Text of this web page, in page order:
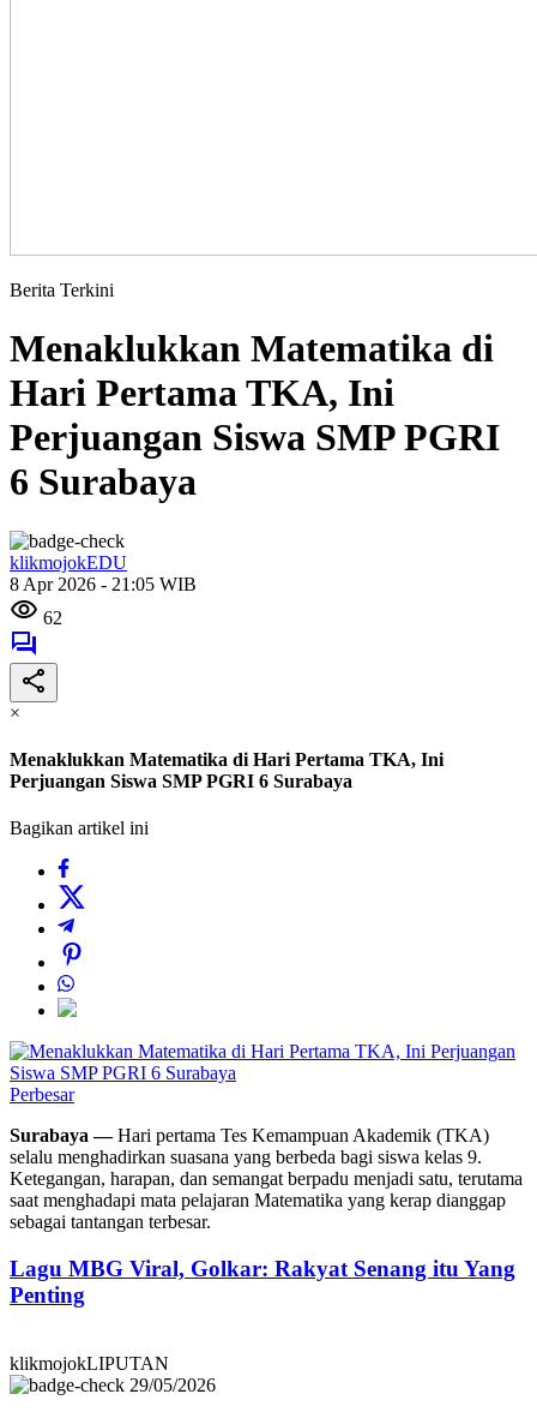
Berita Terkini
Menaklukkan Matematika di
Hari Pertama TKA, Ini
Perjuangan Siswa SMP PGRI
6 Surabaya
klikmojokEDU
8 Apr 2026 - 21:05 WIB
62
×
Menaklukkan Matematika di Hari Pertama TKA, Ini
Perjuangan Siswa SMP PGRI 6 Surabaya
Bagikan artikel ini
Perbesar
Surabaya —Hari pertama Tes Kemampuan Akademik (TKA)
selalu menghadirkan suasana yang berbeda bagi siswa kelas 9.
Ketegangan, harapan, dan semangat berpadu menjadi satu, terutama
saat menghadapi mata pelajaran Matematika yang kerap dianggap
sebagai tantangan terbesar.
Lagu MBG Viral, Golkar: Rakyat Senang itu Yang
Penting
klikmojokLIPUTAN
29/05/2026